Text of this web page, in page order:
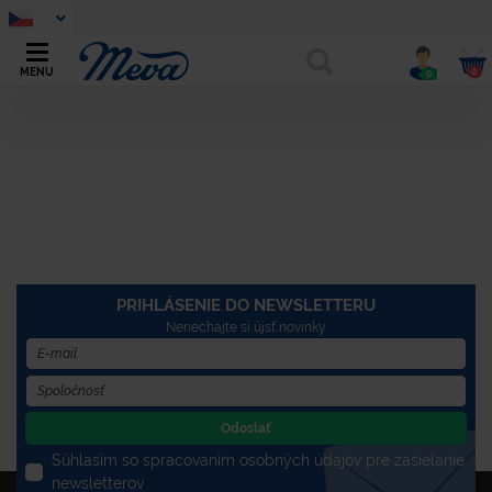
MENU 0 0
PRIHLÁSENIE DO NEWSLETTERU
Nenechajte si újsť novinky
Odoslať
Súhlasím so spracovaním osobných údajov pre zasielanie
newsletterov